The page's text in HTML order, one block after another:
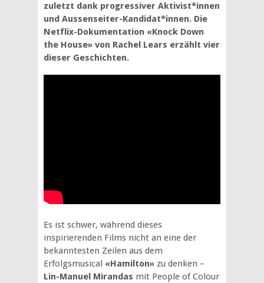
zuletzt dank progressiver Aktivist*innen
und Aussenseiter-Kandidat*innen. Die
Netflix-Dokumentation «Knock Down
the House» von Rachel Lears erzählt vier
dieser Geschichten.
Es ist schwer, während dieses
inspirierenden Films nicht an eine der
bekanntesten Zeilen aus dem
Erfolgsmusical «Hamilton» zu denken –
Lin-Manuel Mirandas mit People of Colour